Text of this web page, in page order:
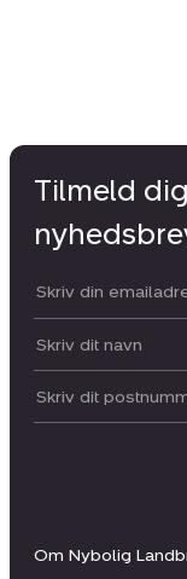
Om Nybolig
Tilmeld
Din email:
Dit navn:
Postnummer